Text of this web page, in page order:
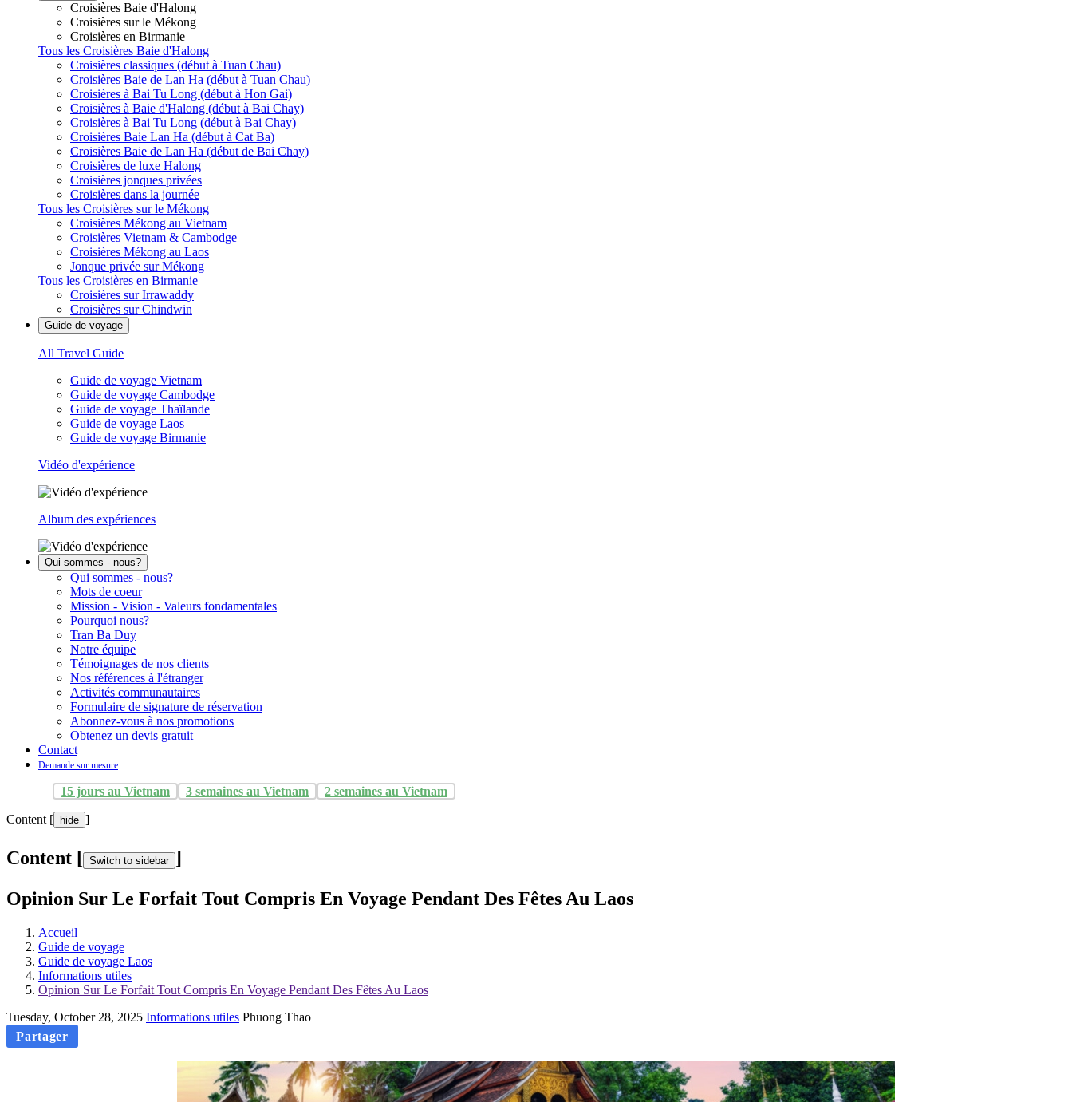
Croisières Baie d'Halong
Croisières sur le Mékong
Croisières en Birmanie
Tous les Croisières Baie d'Halong
Croisières classiques (début à Tuan Chau)
Croisières Baie de Lan Ha (début à Tuan Chau)
Croisières à Bai Tu Long (début à Hon Gai)
Croisières à Baie d'Halong (début à Bai Chay)
Croisières à Bai Tu Long (début à Bai Chay)
Croisières Baie Lan Ha (début à Cat Ba)
Croisières Baie de Lan Ha (début de Bai Chay)
Croisières de luxe Halong
Croisières jonques privées
Croisières dans la journée
Tous les Croisières sur le Mékong
Croisières Mékong au Vietnam
Croisières Vietnam & Cambodge
Croisières Mékong au Laos
Jonque privée sur Mékong
Tous les Croisières en Birmanie
Croisières sur Irrawaddy
Croisières sur Chindwin
Guide de voyage
All Travel Guide
Guide de voyage Vietnam
Guide de voyage Cambodge
Guide de voyage Thaïlande
Guide de voyage Laos
Guide de voyage Birmanie
Vidéo d'expérience
Album des expériences
Qui sommes - nous?
Qui sommes - nous?
Mots de coeur
Mission - Vision - Valeurs fondamentales
Pourquoi nous?
Tran Ba Duy
Notre équipe
Témoignages de nos clients
Nos références à l'étranger
Activités communautaires
Formulaire de signature de réservation
Abonnez-vous à nos promotions
Obtenez un devis gratuit
Contact
Demande sur mesure
15 jours au Vietnam 3 semaines au Vietnam 2 semaines au Vietnam
Content [ hide ]
Content [ Switch to sidebar ]
Opinion Sur Le Forfait Tout Compris En Voyage Pendant Des Fêtes Au Laos
Accueil
Guide de voyage
Guide de voyage Laos
Informations utiles
Opinion Sur Le Forfait Tout Compris En Voyage Pendant Des Fêtes Au Laos
Tuesday, October 28, 2025 Informations utiles Phuong Thao
Partager